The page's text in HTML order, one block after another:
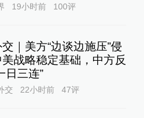
19小时前 100评
｜美方“边谈边施压”侵
战略稳定基础，中方反
日三连”
交 22小时前 47评